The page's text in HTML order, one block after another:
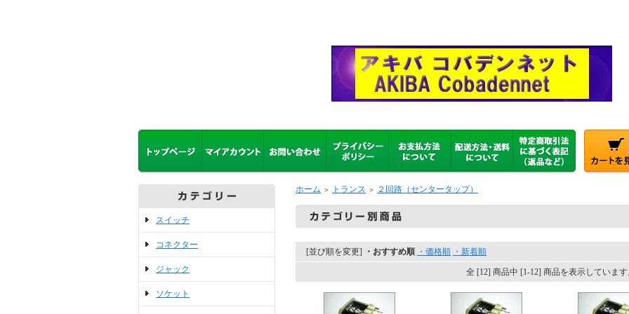
スイッチ
コネクター
ジャック
ソケット
ホーム ＞ トランス ＞ ２回路（センタータップ）
[並び順を変更] ・おすすめ順 ・価格順 ・新着順
全 [12] 商品中 [1-12] 商品を表示しています